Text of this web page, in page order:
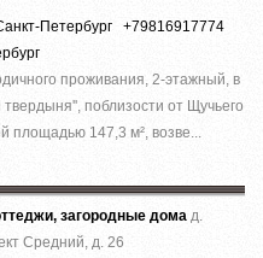
Петербург +79816917774
проживания, 2-этажный, в
поблизости от Щучьего
площадью 147,3 м², возве...
загородные дома д.
Средний, д. 26